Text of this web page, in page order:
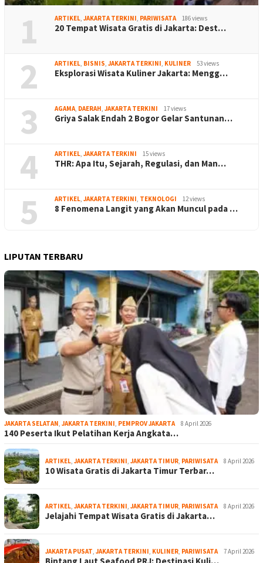
1 ARTIKEL JAKARTA TERKINI PARIWISATA 186 views
20 Tempat Wisata Gratis di Jakarta: Dest…
2 ARTIKEL BISNIS JAKARTA TERKINI KULINER 53 views
Eksplorasi Wisata Kuliner Jakarta: Mengg…
3 AGAMA DAERAH JAKARTA TERKINI 17 views
Griya Salak Endah 2 Bogor Gelar Santunan…
4 ARTIKEL JAKARTA TERKINI 15 views
THR: Apa Itu, Sejarah, Regulasi, dan Man…
5 ARTIKEL JAKARTA TERKINI TEKNOLOGI 12 views
8 Fenomena Langit yang Akan Muncul pada …
LIPUTAN TERBARU
JAKARTA SELATAN JAKARTA TERKINI PEMPROV JAKARTA 8 April 2026
140 Peserta Ikut Pelatihan Kerja Angkata…
ARTIKEL JAKARTA TERKINI JAKARTA TIMUR PARIWISATA 8 April 2026
10 Wisata Gratis di Jakarta Timur Terbar…
ARTIKEL JAKARTA TERKINI JAKARTA TIMUR PARIWISATA 8 April 2026
Jelajahi Tempat Wisata Gratis di Jakarta…
JAKARTA PUSAT JAKARTA TERKINI KULINER PARIWISATA 7 April 2026
Bintang Laut Seafood PRJ: Destinasi Kuli…